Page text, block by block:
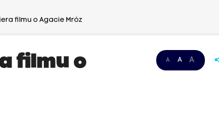
filmu o Agacie Mróz
A A A
filmu o